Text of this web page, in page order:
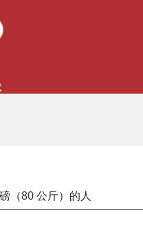
（80 公斤）的人